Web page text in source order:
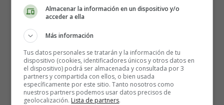
compuestos orgánicos e inorgánicos, como los
polifenoles, también es beneficioso para la piel.
Efectos secundarios de la
guayaba para los bebés
El uso de extracto de hoja de guayaba o de suplementos
Almacenar la información en un dispositivo y/o
acceder a ella
Más información
Tus datos personales se tratarán y la información de tu
dispositivo (cookies, identificadores únicos y otros datos en
el dispositivo) podrá ser almacenada y consultada por 3
partners y compartida con ellos, o bien usada
específicamente por este sitio. Tanto nosotros como
nuestros partners podemos usar datos precisos de
geolocalización. Lista de partners.